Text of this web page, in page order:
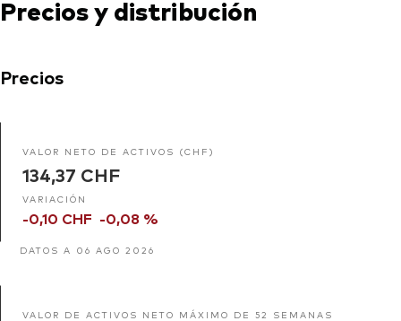
Precios y distribución
Precios
VALOR NETO DE ACTIVOS (CHF)
134,37 CHF
VARIACIÓN
-0,10 CHF -0,08 %
DATOS A 06 AGO 2026
VALOR DE ACTIVOS NETO MÁXIMO DE 52 SEMANAS